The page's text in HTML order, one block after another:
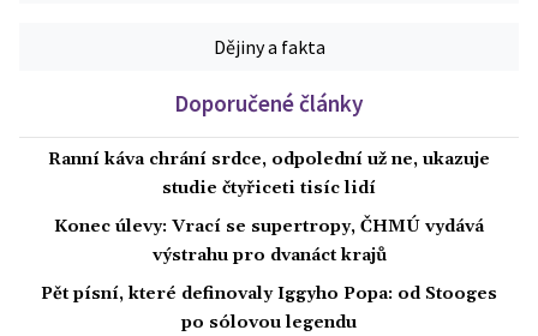
Dějiny a fakta
Doporučené články
Ranní káva chrání srdce, odpolední už ne, ukazuje
studie čtyřiceti tisíc lidí
Konec úlevy: Vrací se supertropy, ČHMÚ vydává
výstrahu pro dvanáct krajů
Pět písní, které definovaly Iggyho Popa: od Stooges
po sólovou legendu